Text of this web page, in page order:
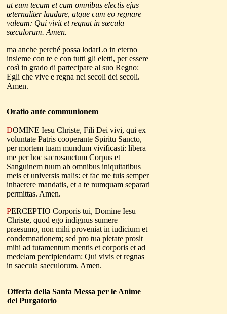
ut eum tecum et cum omnibus electis ejus
æternaliter laudare, atque cum eo regnare
valeam: Qui vivit et regnat in sæcula
sæculorum. Amen.
ma anche perché possa lodarLo in eterno
insieme con te e con tutti gli eletti, per essere
così in grado di partecipare al suo Regno:
Egli che vive e regna nei secoli dei secoli.
Amen.
Oratio ante communionem
DOMINE Iesu Christe, Fili Dei vivi, qui ex
voluntate Patris cooperante Spiritu Sancto,
per mortem tuam mundum vivificasti: libera
me per hoc sacrosanctum Corpus et
Sanguinem tuum ab omnibus iniquitatibus
meis et universis malis: et fac me tuis semper
inhaerere mandatis, et a te numquam separari
permittas. Amen.
PERCEPTIO Corporis tui, Domine Iesu
Christe, quod ego indignus sumere
praesumo, non mihi proveniat in iudicium et
condemnationem; sed pro tua pietate prosit
mihi ad tutamentum mentis et corporis et ad
medelam percipiendam: Qui vivis et regnas
in saecula saeculorum. Amen.
Offerta della Santa Messa per le Anime
del Purgatorio